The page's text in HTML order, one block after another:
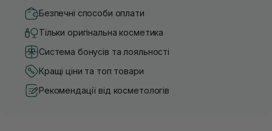
Безпечні способи оплати
Тільки оригінальна косметика
Система бонусів та лояльності
Кращі ціни та топ товари
Рекомендації від косметологів